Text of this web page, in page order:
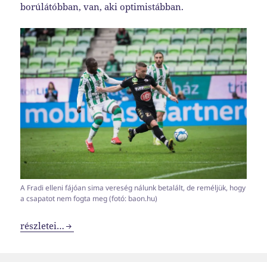
borúlátóbban, van, aki optimistábban.
A Fradi elleni fájóan sima vereség nálunk betalált, de reméljük, hogy
a csapatot nem fogta meg (fotó: baon.hu)
NB1-es erősorrend 2024-2025 #9
részletei…